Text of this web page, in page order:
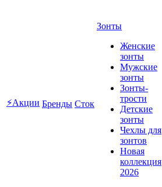
⚡Акции Бренды Сток
Зонты
Женские
зонты
Мужские
зонты
Зонты-
трости
Детские
зонты
Чехлы для
зонтов
Новая
коллекция
2026